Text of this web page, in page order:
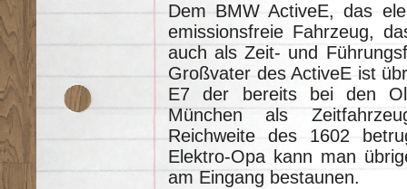
Dem BMW ActiveE, das
emissionsfreie Fahrzeug,
auch als Zeit- und
Großvater des ActiveE ist
E7 der bereits bei den
München als
Reichweite des 1602
Elektro-Opa kann man
am Eingang bestaunen.